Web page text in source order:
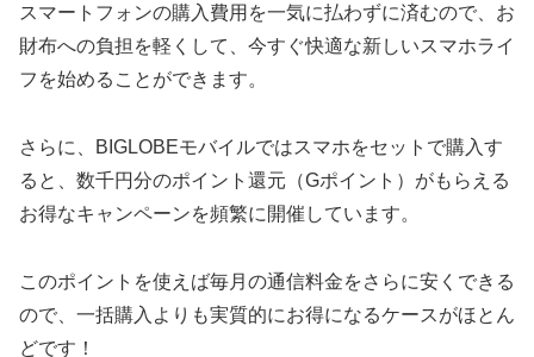
スマートフォンの購入費用を一気に払わずに済むので、お
財布への負担を軽くして、今すぐ快適な新しいスマホライ
フを始めることができます。
さらに、BIGLOBEモバイルではスマホをセットで購入す
ると、数千円分のポイント還元（Gポイント）がもらえる
お得なキャンペーンを頻繁に開催しています。
このポイントを使えば毎月の通信料金をさらに安くできる
ので、一括購入よりも実質的にお得になるケースがほとん
どです！